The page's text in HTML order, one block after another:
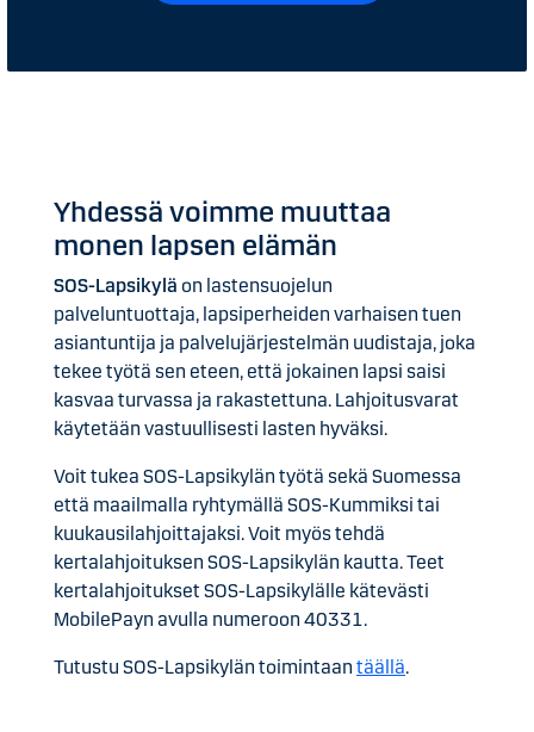
Yhdessä voimme muuttaa
monen lapsen elämän
SOS-Lapsikylä on lastensuojelun
palveluntuottaja, lapsiperheiden varhaisen tuen
asiantuntija ja palvelujärjestelmän uudistaja, joka
tekee työtä sen eteen, että jokainen lapsi saisi
kasvaa turvassa ja rakastettuna. Lahjoitusvarat
käytetään vastuullisesti lasten hyväksi.
Voit tukea SOS-Lapsikylän työtä sekä Suomessa
että maailmalla ryhtymällä SOS-Kummiksi tai
kuukausilahjoittajaksi.Voit myös tehdä
kertalahjoituksen SOS-Lapsikylän kautta. Teet
kertalahjoitukset SOS-Lapsikylälle kätevästi
MobilePayn avulla numeroon 40331.
Tutustu SOS-Lapsikylän toimintaan täällä.